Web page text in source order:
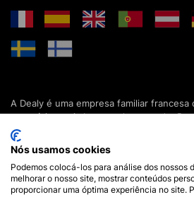
A Dealy é uma empresa familiar
acessórios mais baratos do mercado.
colecções de capas, estojos, protecções
para o seu smartphone, tablet,
Desde 2012, apresentamos novidades
oferecer ainda mais opções de escolha.
em França e em todo o mundo já
Nós usamos cookies
Podemos colocá-los para análise dos nossos
melhorar o nosso site, mostrar conteúdos
proporcionar uma óptima experiência no site.